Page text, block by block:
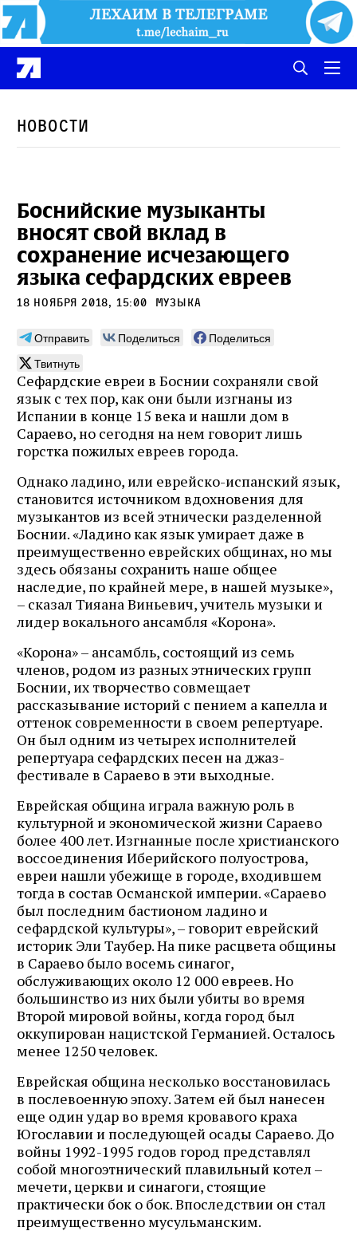
Новости
Боснийские музыканты
вносят свой вклад в
сохранение исчезающего
языка сефардских евреев
18 ноября 2018, 15:00 Музыка
Отправить Поделиться
Поделиться
Твитнуть
Сефардские евреи в Боснии сохраняли свой
язык с тех пор, как они были изгнаны из
Испании в конце 15 века и нашли дом в
Сараево, но сегодня на нем говорит лишь
горстка пожилых евреев города.
Однако ладино, или еврейско-испанский язык,
становится источником вдохновения для
музыкантов из всей этнически разделенной
Боснии. «Ладино как язык умирает даже в
преимущественно еврейских общинах, но мы
здесь обязаны сохранить наше общее
наследие, по крайней мере, в нашей музыке»,
– сказал Тияана Виньевич, учитель музыки и
лидер вокального ансамбля «Корона».
«Корона» – ансамбль, состоящий из семь
членов, родом из разных этнических групп
Боснии, их творчество совмещает
рассказывание историй с пением а капелла и
оттенок современности в своем репертуаре.
Он был одним из четырех исполнителей
репертуара сефардских песен на джаз-
фестивале в Сараево в эти выходные.
Еврейская община играла важную роль в
культурной и экономической жизни Сараево
более 400 лет. Изгнанные после христианского
воссоединения Иберийского полуострова,
евреи нашли убежище в городе, входившем
тогда в состав Османской империи. «Сараево
был последним бастионом ладино и
сефардской культуры», – говорит еврейский
историк Эли Таубер. На пике расцвета общины
в Сараево было восемь синагог,
обслуживающих около 12 000 евреев. Но
большинство из них были убиты во время
Второй мировой войны, когда город был
оккупирован нацистской Германией. Осталось
менее 1250 человек.
Еврейская община несколько восстановилась
в послевоенную эпоху. Затем ей был нанесен
еще один удар во время кровавого краха
Югославии и последующей осады Сараево. До
войны 1992-1995 годов город представлял
собой многоэтнический плавильный котел –
мечети, церкви и синагоги, стоящие
практически бок о бок. Впоследствии он стал
преимущественно мусульманским.